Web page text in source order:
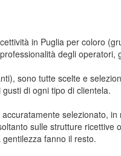
in Puglia per coloro
degli operatori,
sono tutte scelte e
di ogni tipo di clientela.
selezionato,
sulle strutture ricettive
fanno il resto.